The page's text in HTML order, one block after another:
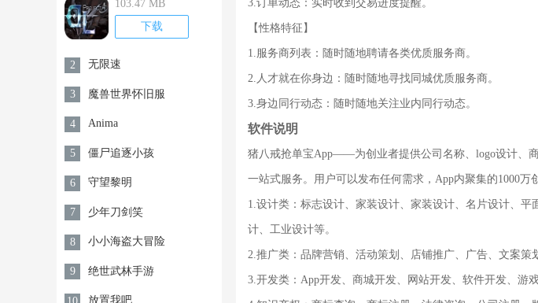
103.47 MB
下载
2 无限速
3 魔兽世界怀旧服
4 Anima
5 僵尸追逐小孩
6 守望黎明
7 少年刀剑笑
8 小小海盗大冒险
9 绝世武林手游
10 放置我吧
3.订单动态：实时收到交易进度提醒。
【性格特征】
1.服务商列表：随时随地聘请各类优质服务商。
2.人才就在你身边：随时随地寻找同城优质服务商。
3.身边同行动态：随时随地关注业内同行动态。
软件说明
猪八戒抢单宝App——为创业者提供公司名称、logo设计、
一站式服务。用户可以发布任何需求，App内聚集的1000万
1.设计类：标志设计、家装设计、家装设计、名片设计、
计、工业设计等。
2.推广类：品牌营销、活动策划、店铺推广、广告、文案策
3.开发类：App开发、商城开发、网站开发、软件开发、游